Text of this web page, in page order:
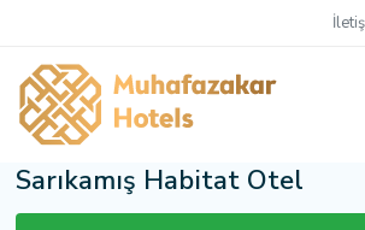
Sarıkamış Habitat Otel